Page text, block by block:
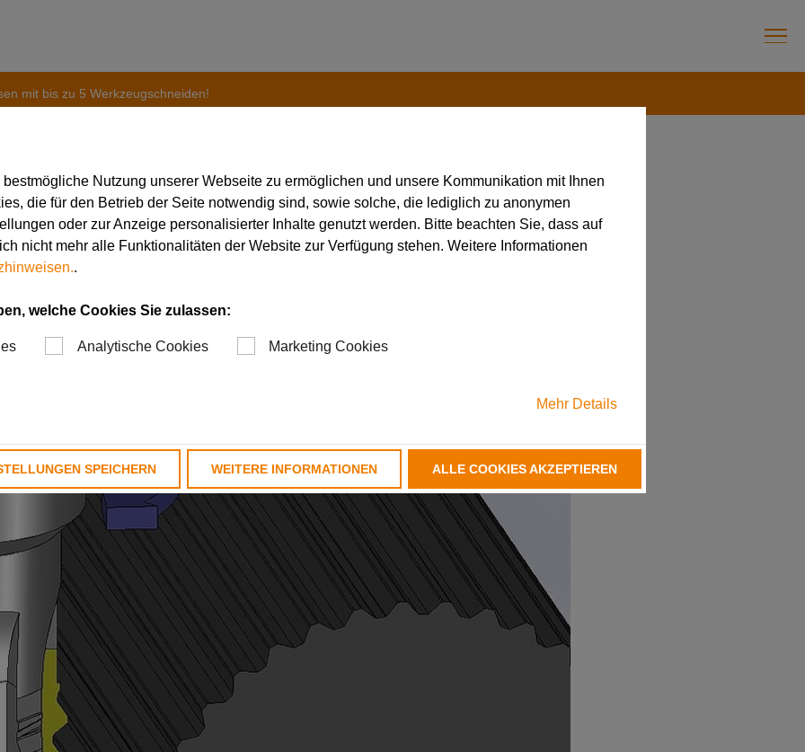
Nutzung unserer Webseite zu ermöglichen und unsere Kommunikation mit Ihnen
die für den Betrieb der Seite notwendig sind, sowie solche, die lediglich zu anonymen
oder zur Anzeige personalisierter Inhalte genutzt werden. Bitte beachten Sie, dass auf
nicht mehr alle Funktionalitäten der Website zur Verfügung stehen. Weitere Informationen
.
welche Cookies Sie zulassen:
Analytische Cookies Marketing Cookies
Mehr Details
SPEICHERN WEITERE INFORMATIONEN ALLE COOKIES AKZEPTIEREN
mit bis zu 5 Werkzeugschneiden!
und Nuten fräsen mit